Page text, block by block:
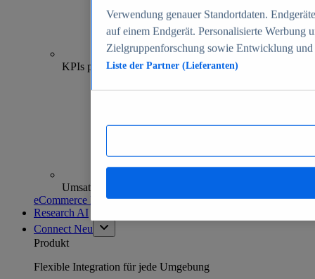
70+
KPIs pro Shop
Umsatzanalysen und -prognosen
eCommerce Insights entdecken
Research AI
Connect Neu
Produkt
Flexible Integration für jede Umgebung
Verwendung genauer Standortdaten.
auf einem Endgerät. Personalisierte Werbung
Zielgruppenforschung sowie Entwicklung
Liste der Partner (Lieferanten)